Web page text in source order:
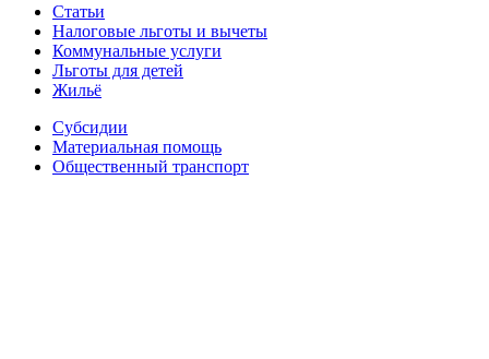
Статьи
Налоговые льготы и вычеты
Коммунальные услуги
Льготы для детей
Жильё
Субсидии
Материальная помощь
Общественный транспорт